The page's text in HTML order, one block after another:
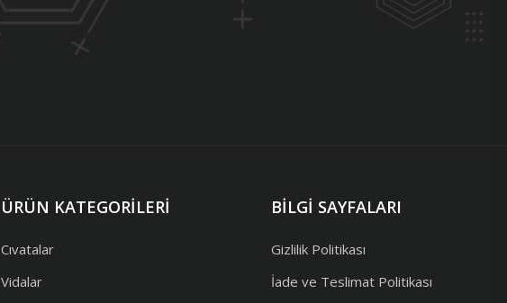
ÜRÜN KATEGORILERI
Cıvatalar
Vidalar
BILGI SAYFALARI
Gizlilik Politikası
İade ve Teslimat Politikası